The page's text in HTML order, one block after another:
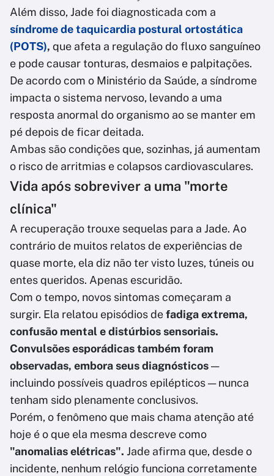
Além disso, Jade foi diagnosticada com a
síndrome de taquicardia postural ortostática
(POTS), que afeta a regulação do fluxo sanguíneo
e pode causar tonturas, desmaios e palpitações.
De acordo com o Ministério da Saúde, a síndrome
impacta o sistema nervoso, levando a uma
resposta anormal do organismo ao se manter em
pé depois de ficar deitada.
Ambas são condições que, sozinhas, já aumentam
o risco de arritmias e colapsos cardiovasculares.
Vida após sobreviver a uma "morte
clínica"
A recuperação trouxe sequelas para a Jade. Ao
contrário de muitos relatos de experiências de
quase morte, ela diz não ter visto luzes, túneis ou
entes queridos. Apenas escuridão.
Com o tempo, novos sintomas começaram a
surgir. Ela relatou episódios defadiga extrema,
confusão mental e distúrbios sensoriais.
Convulsões esporádicas também foram
observadas, embora seus diagnósticos—
incluindo possíveis quadros epilépticos — nunca
tenham sido plenamente conclusivos.
Porém, o fenômeno que mais chama atenção até
hoje é o que ela mesma descreve como
"anomalias elétricas". Jade afirma que, desde o
incidente, nenhum relógio funciona corretamente